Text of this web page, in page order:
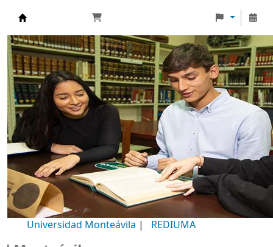
Biblioteca Universidad Monteávila
Universidad Monteávila | REDIUMA